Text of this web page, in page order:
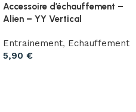
Accessoire d’échauffement –
Alien – YY Vertical
Entrainement, Echauffement
5,90 €